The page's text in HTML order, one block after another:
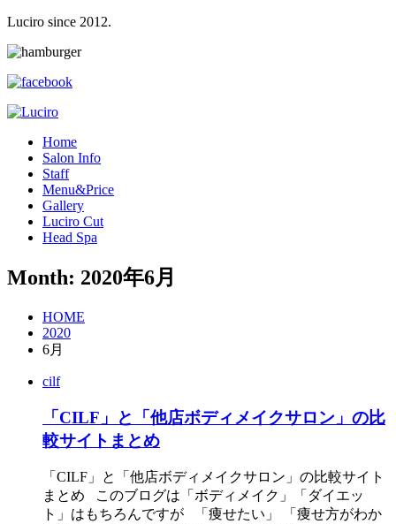
Luciro since 2012.
Home
Salon Info
Staff
Menu&Price
Gallery
Luciro Cut
Head Spa
Month: 2020年6月
HOME
2020
6月
cilf
「CILF」と「他店ボディメイクサロン」の比
較サイトまとめ
「CILF」と「他店ボディメイクサロン」の比較サイト
まとめ このブログは「ボディメイク」「ダイエッ
ト」はもちろんですが 「痩せたい」 「痩せ方がわか